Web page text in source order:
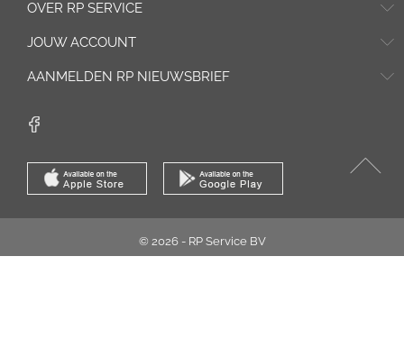
OVER RP SERVICE
JOUW ACCOUNT
AANMELDEN RP NIEUWSBRIEF
© 2026 - RP Service BV